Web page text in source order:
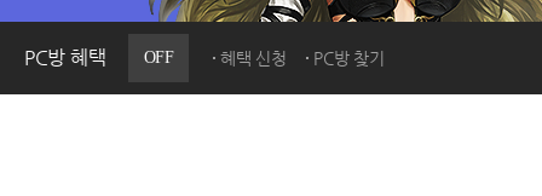
PC방 혜택 OFF 혜택 신청 PC방 찾기